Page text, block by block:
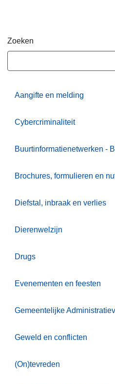
Zoeken
Aangifte en melding
Cybercriminaliteit
Buurtinformatienetwerken -
Brochures, formulieren en
Diefstal, inbraak en verlies
Dierenwelzijn
Drugs
Evenementen en feesten
Gemeentelijke
Geweld en conflicten
(On)tevreden